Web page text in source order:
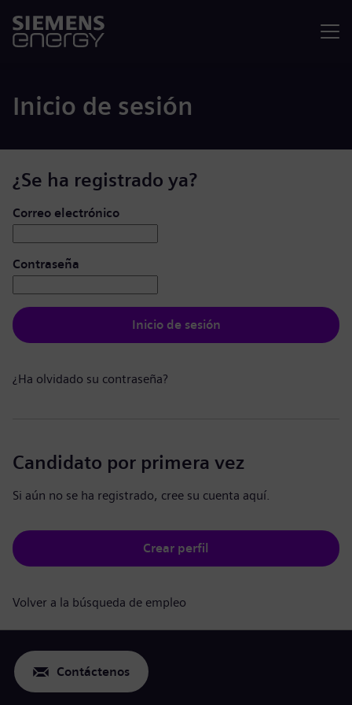
Inicio de sesión
¿Se ha registrado ya?
Iniciar de sesión: usuario y contraseña
Correo electrónico
Contraseña
Inicio de sesión
¿Ha olvidado su contraseña?
Candidato por primera vez
Si aún no se ha registrado, cree su cuenta aquí.
Crear perfil
Volver a la búsqueda de empleo
Contáctenos